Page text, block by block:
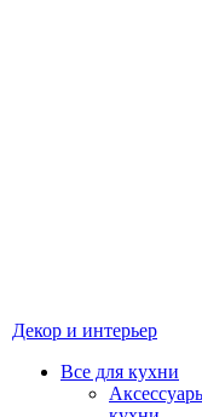
Декор и интерьер
Все для кухни